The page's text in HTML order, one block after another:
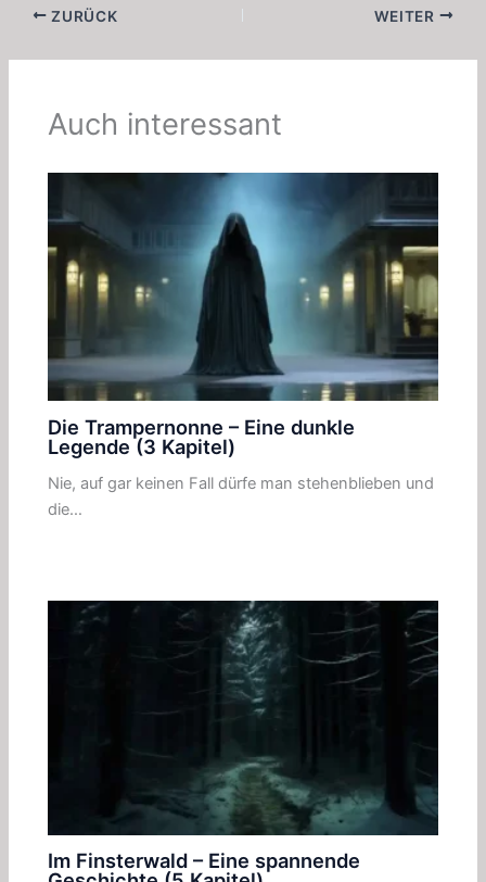
ZURÜCK WEITER
Auch interessant
Die Trampernonne – Eine dunkle
Legende (3 Kapitel)
Nie, auf gar keinen Fall dürfe man stehenblieben und
die…
Im Finsterwald – Eine spannende